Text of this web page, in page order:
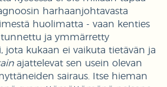
harhaanjohtavasta
huolimatta - vaan kenties
ja ymmärretty
jota kukaan ei vaikuta tietävän ja
ajattelevat sen usein olevan
sairaus. Itse hieman